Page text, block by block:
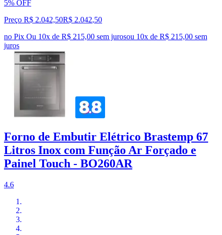
5% OFF
Preço R$ 2.042,50R$ 2.042,50
no Pix Ou 10x de R$ 215,00 sem jurosou 10x de R$ 215,00 sem
juros
Forno de Embutir Elétrico Brastemp 67
Litros Inox com Função Ar Forçado e
Painel Touch - BO260AR
4.6